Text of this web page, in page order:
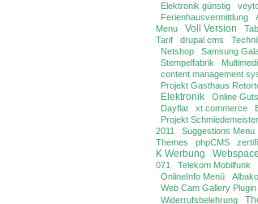
Elektronik günstig
Ferienhausvermittlung
Menu
Voll Version
Tarif
drupal cms
Netshop
Samsung
Stempelfabrik
content management
Projekt Gasthaus
Elektronik
Online
Dayflat xt commerce
Projekt Schmiedemeister
2011
Suggestions Menu
Themes
phpCMS
K Werbung
Webspace
071
Telekom Mobilfunk
OnlineInfo Menü
Web Cam Gallery Plugin
Widerrufsbelehrung